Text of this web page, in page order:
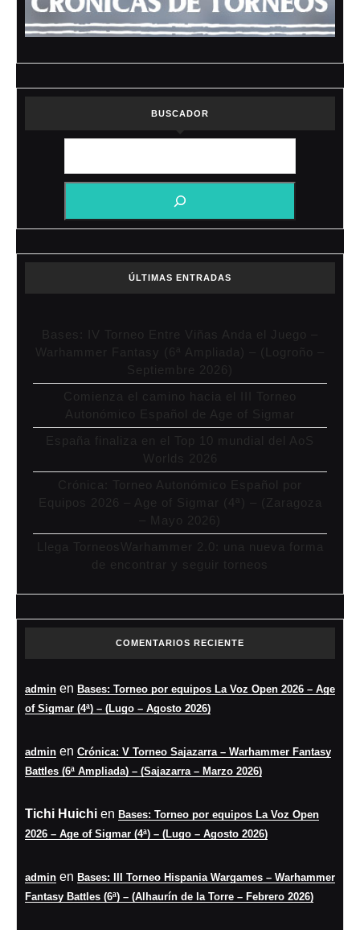
BUSCADOR
ÚLTIMAS ENTRADAS
Bases: IV Torneo Entre Viñas Anda el Juego –
Warhammer Fantasy (6ª Ampliada) – (Logroño –
Septiembre 2026)
Comienza el camino hacia el III Torneo
Autonómico Español de Age of Sigmar
España finaliza en el Top 10 mundial del AoS
Worlds 2026
Crónica: Torneo Autonómico Español por
Equipos 2026 – Age of Sigmar (4ª) – (Zaragoza
– Mayo 2026)
Llega TorneosWarhammer 2.0: una nueva forma
de encontrar y seguir torneos
COMENTARIOS RECIENTE
admin en Bases: Torneo por equipos La Voz Open 2026 – Age
of Sigmar (4ª) – (Lugo – Agosto 2026)
admin en Crónica: V Torneo Sajazarra – Warhammer Fantasy
Battles (6ª Ampliada) – (Sajazarra – Marzo 2026)
Tichi Huichi en Bases: Torneo por equipos La Voz Open
2026 – Age of Sigmar (4ª) – (Lugo – Agosto 2026)
admin en Bases: III Torneo Hispania Wargames – Warhammer
Fantasy Battles (6ª) – (Alhaurín de la Torre – Febrero 2026)